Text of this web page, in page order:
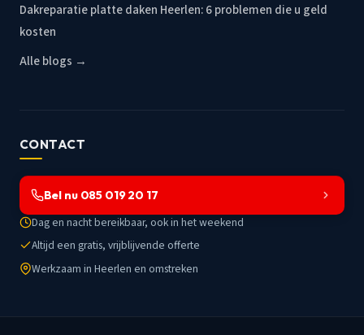
Dakreparatie platte daken Heerlen: 6 problemen die u geld
kosten
Alle blogs →
CONTACT
Bel nu 085 019 20 17
Dag en nacht bereikbaar, ook in het weekend
Altijd een gratis, vrijblijvende offerte
Werkzaam in Heerlen en omstreken